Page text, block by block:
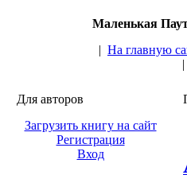
Маленькая
| На главную
|
Для авторов
Загрузить книгу на сайт
Регистрация
Вход